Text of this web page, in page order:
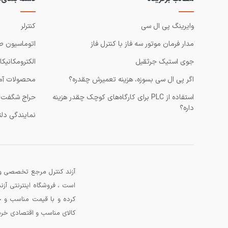
وایرینگ پی ال سی
مدار فرمان موتور سه فاز با کنترل فاز
جوی استیک جرثقیل
اگر پی ال سی بسوزه، هزینه تعمیرش چقدره؟
استفاده از PLC برای کارگاه‌های کوچک چقدر هزینه
داره؟
کنترلر
اتوماسیون
محصولات
حراج شگفت
نمایندگی
آزند کنترل مرجع تخصصی
است ، فروشگاه اینترنتی
کرده و با قیمت مناسب و
کالای مناسب و اقتصادی